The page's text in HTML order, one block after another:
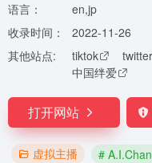
语言：
en,jp
收录时间：
2022-11-26
其他站点:
tiktok twitter
中国绊爱
打开网站
虚拟主播 #